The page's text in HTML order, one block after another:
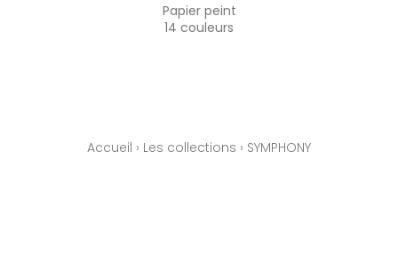
Papier peint
14 couleurs
Accueil › Les collections › SYMPHONY